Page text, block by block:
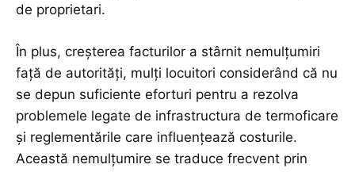
de proprietari.
În plus, creșterea facturilor a stârnit nemulțumiri
față de autorități, mulți locuitori considerând că nu
se depun suficiente eforturi pentru a rezolva
problemele legate de infrastructura de termoficare
și reglementările care influențează costurile.
Această nemulțumire se traduce frecvent prin